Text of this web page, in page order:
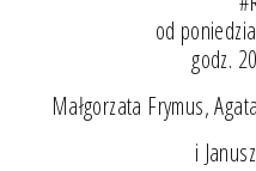
od
godz.
Małgorzata Frymus,
i